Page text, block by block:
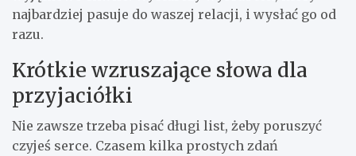
najbardziej pasuje do waszej relacji, i wysłać go od
razu.
Krótkie wzruszające słowa dla
przyjaciółki
Nie zawsze trzeba pisać długi list, żeby poruszyć
czyjeś serce. Czasem kilka prostych zdań